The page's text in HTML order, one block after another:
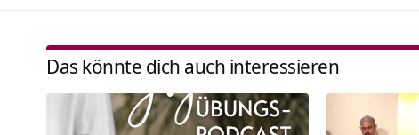
Das könnte dich auch interessieren